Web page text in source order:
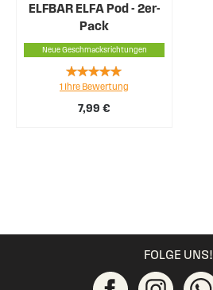
ELFBAR ELFA Pod - 2er-
Pack
Neue Geschmacksrichtungen
7,99 €
Rating:
100%
1 Ihre Bewertung
FOLGE UNS!